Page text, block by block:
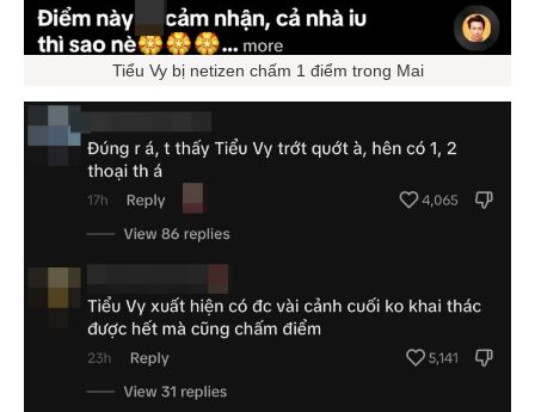
Tiểu Vy bị netizen chấm 1 điểm trong Mai